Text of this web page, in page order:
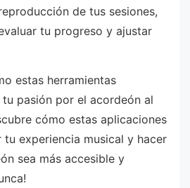
de tus sesiones,
tu progreso y ajustar
estas herramientas
pasión por el acordeón al
cómo estas aplicaciones
tu experiencia musical y hacer
sea más accesible y